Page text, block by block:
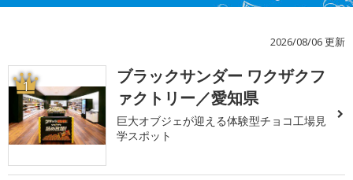
2026/08/06 更新
1
ブラックサンダー ワクザクフ
ァクトリー／愛知県
巨大オブジェが迎える体験型チョコ工場見
学スポット